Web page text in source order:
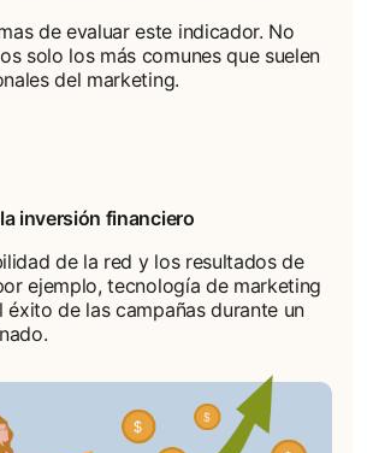
de evaluar este indicador. No
solo los más comunes que suelen
del marketing.
inversión financiero
de la red y los resultados de
ejemplo, tecnología de marketing
éxito de las campañas durante un